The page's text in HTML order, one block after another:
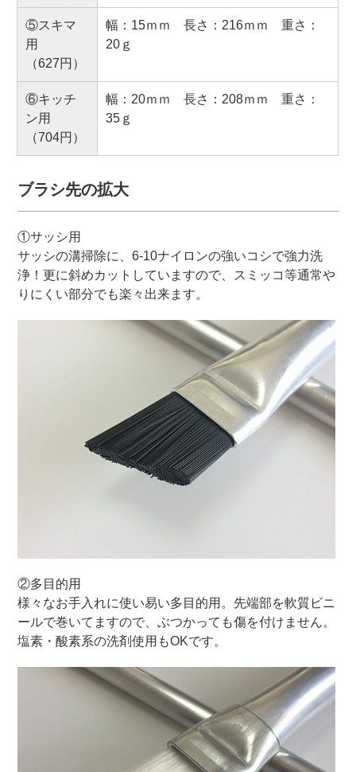
⑤スキマ
用
（627円）
幅：15ｍｍ 長さ：216ｍｍ 重さ：
20ｇ
⑥キッチ
ン用
（704円）
幅：20ｍｍ 長さ：208ｍｍ 重さ：
35ｇ
ブラシ先の拡大
①サッシ用
サッシの溝掃除に、6-10ナイロンの強いコシで強力洗
浄！更に斜めカットしていますので、スミッコ等通常や
りにくい部分でも楽々出来ます。
②多目的用
様々なお手入れに使い易い多目的用。先端部を軟質ビニ
ールで巻いてますので、ぶつかっても傷を付けません。
塩素・酸素系の洗剤使用もOKです。